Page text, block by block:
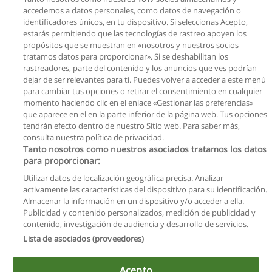
Factor Humano
Solicita información
Curso de Reparación de Aires Acondicionados
KS Capacitaciones
Solicita información
Privacidad de datos
Contactar con Educaedu
Copyright © Educaedu Business S.L. - CIF : B-95610580: -
accedemos a datos personales, como datos de navegación o
identificadores únicos, en tu dispositivo. Si seleccionas Acepto,
estarás permitiendo que las tecnologías de rastreo apoyen los
propósitos que se muestran en «nosotros y nuestros socios
tratamos datos para proporcionar». Si se deshabilitan los
rastreadores, parte del contenido y los anuncios que ves podrían
dejar de ser relevantes para ti. Puedes volver a acceder a este menú
para cambiar tus opciones o retirar el consentimiento en cualquier
momento haciendo clic en el enlace «Gestionar las preferencias»
que aparece en el en la parte inferior de la página web. Tus opciones
tendrán efecto dentro de nuestro Sitio web. Para saber más,
consulta nuestra política de privacidad.
Tanto nosotros como nuestros asociados tratamos los datos
para proporcionar:
Utilizar datos de localización geográfica precisa. Analizar
activamente las características del dispositivo para su identificación.
Almacenar la información en un dispositivo y/o acceder a ella.
Publicidad y contenido personalizados, medición de publicidad y
contenido, investigación de audiencia y desarrollo de servicios.
Lista de asociados (proveedores)